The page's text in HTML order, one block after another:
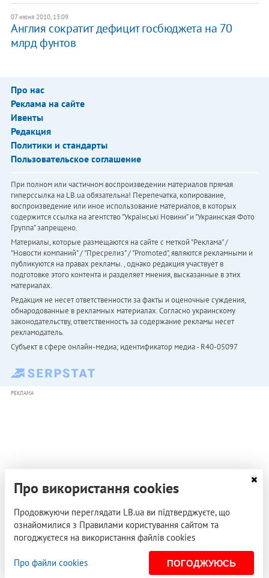
07 июня 2010, 13:09
Англия сократит дефицит госбюджета на 70
млрд фунтов
Про нас
Реклама на сайте
Ивенты
Редакция
Политики и стандарты
Пользовательское соглашение
При полном или частичном воспроизведении материалов прямая
гиперссылка на LB.ua обязательна! Перепечатка, копирование,
воспроизведение или иное использование материалов, в которых
содержится ссылка на агентство "Українськi Новини" и "Украинская Фото
Группа" запрещено.
Материалы, которые размещаются на сайте с меткой "Реклама" /
"Новости компаний" / "Пресрелиз" / "Promoted", являются рекламными и
публикуются на правах рекламы. , однако редакция участвует в
подготовке этого контента и разделяет мнения, высказанные в этих
материалах.
Редакция не несет ответственности за факты и оценочные суждения,
обнародованные в рекламных материалах. Согласно украинскому
законодательству, ответственность за содержание рекламы несет
рекламодатель.
Субъект в сфере онлайн-медиа; идентификатор медиа - R40-05097
РЕКЛАМА
Про використання cookies
Продовжуючи переглядати LB.ua ви підтверджуєте, що
ознайомилися з Правилами користування сайтом та
погоджуєтеся на використання файлів cookies
Про файли cookies ПОГОДЖУЮСЬ